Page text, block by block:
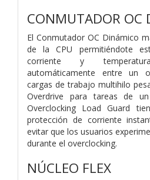
CONMUTADOR OC
El Conmutador OC Dinámico
de la CPU permitiéndote
corriente y
automáticamente entre un
cargas de trabajo multihilo
Overdrive para tareas de
Overclocking Load Guard
protección de corriente
evitar que los usuarios
durante el overclocking.​
NÚCLEO FLEX